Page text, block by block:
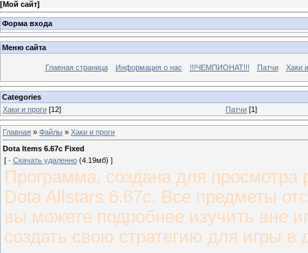
[Мой сайт]
Форма входа
Меню сайта
Главная страница Информация о нас !!!ЧЕМПИОНАТ!!! Патчи Хаки
Categories
Хаки и проги [12] Патчи [1]
Главная » Файлы » Хаки и проги
Dota Items 6.67c Fixed
[ · Скачать удаленно (4.19мб) ]
Программа, создана для просмотра
Dota Allstars 6.67c. Все предметы
вы можете подробнее изучить вне
создать свою стратегию для игры в